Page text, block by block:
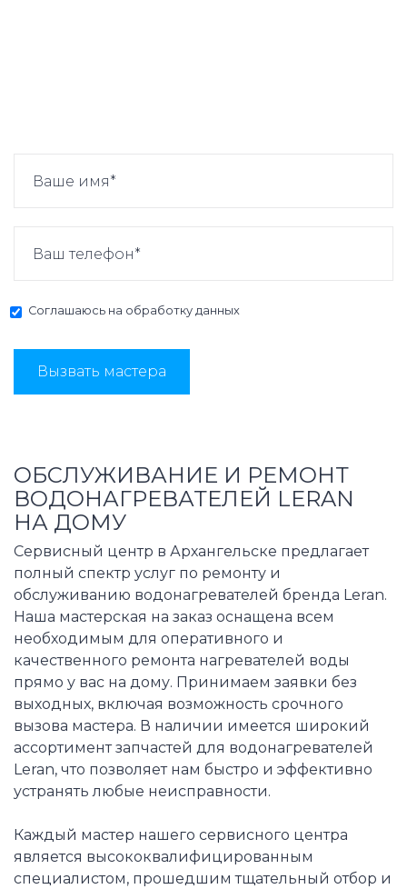
Соглашаюсь на обработку данных
Вызвать мастера
ОБСЛУЖИВАНИЕ И РЕМОНТ
ВОДОНАГРЕВАТЕЛЕЙ LERAN
НА ДОМУ
Сервисный центр в Архангельске предлагает
полный спектр услуг по ремонту и
обслуживанию водонагревателей бренда Leran.
Наша мастерская на заказ оснащена всем
необходимым для оперативного и
качественного ремонта нагревателей воды
прямо у вас на дому. Принимаем заявки без
выходных, включая возможность срочного
вызова мастера. В наличии имеется широкий
ассортимент запчастей для водонагревателей
Leran, что позволяет нам быстро и эффективно
устранять любые неисправности.
Каждый мастер нашего сервисного центра
является высококвалифицированным
специалистом, прошедшим тщательный отбор и